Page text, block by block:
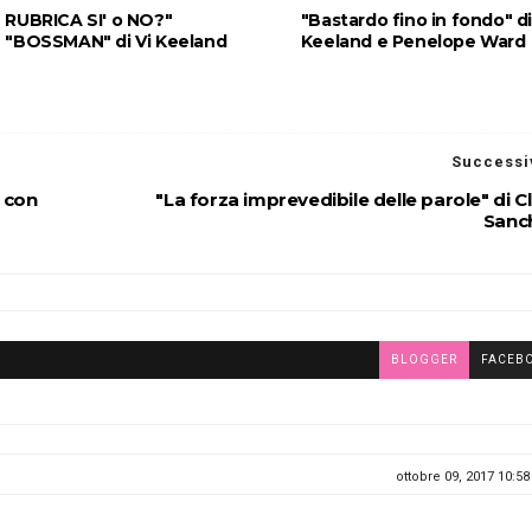
RUBRICA SI' o NO?"
"BOSSMAN" di Vi Keeland
"Bastardo fino in fondo"
Keeland e Penelope Ward
"La forza imprevedibile delle parole" di
con
BLOGGER
ottobre 09, 2017 10:58